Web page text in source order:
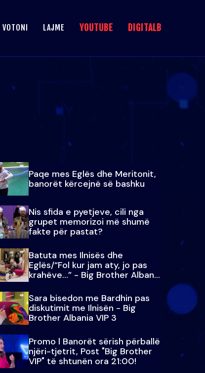
VOTONI LAJME YOUTUBE DIGITALB
Paqe mes Eglës dhe Meritonit,
banorët kërcejnë së bashku
Nis sfida e pyetjeve, cili nga
grupet memorizoi më shumë
fakte për pastat?
Batuta mes Ilnisës dhe
Eglës/“Fol kur jam aty, jo pas
krahëve…” - Big Brother Albania
VIP 3
Sara bisedon me Bardhin pas
diskutimit me Ilnisën - Big
Brother Albania VIP 3
Promo l Banorët sërish përballë
njëri-tjetrit, Post "Big Brother
VIP" të shtunën ora 21:00!